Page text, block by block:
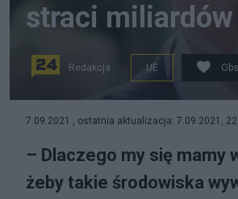
straci miliardów
Redakcja UE
7.09.2021 , ostatnia aktualizacja: 7.09.2021,
– Dlaczego my się mamy
żeby takie środowiska